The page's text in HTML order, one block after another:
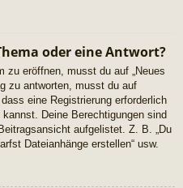
oder eine Antwort?
zu eröffnen, musst du auf „Neues
zu antworten, musst du auf
eine Registrierung erforderlich
Deine Berechtigungen sind
aufgelistet. Z. B. „Du
Dateianhänge erstellen“ usw.